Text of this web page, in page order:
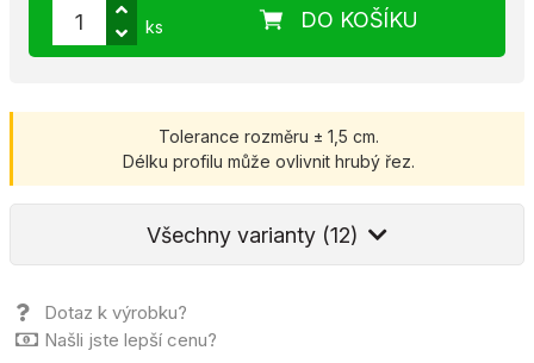
DO KOŠÍKU
ks
Tolerance rozměru ± 1,5 cm.
Délku profilu může ovlivnit hrubý řez.
Všechny varianty (12)
Dotaz k výrobku?
Našli jste lepší cenu?